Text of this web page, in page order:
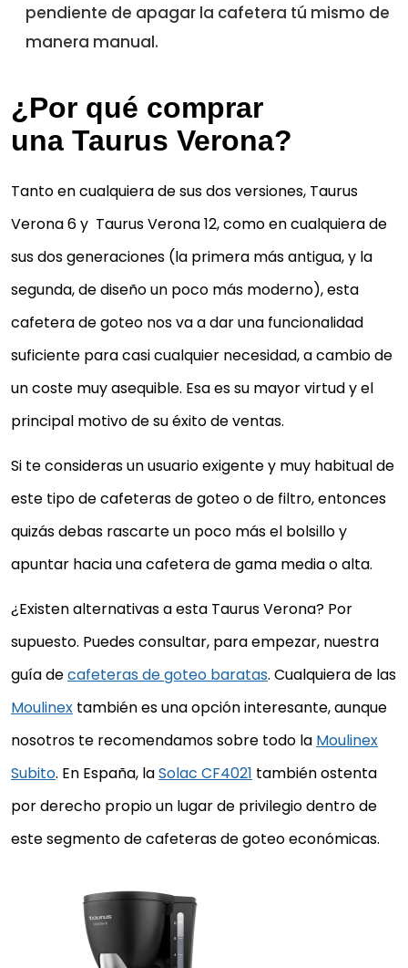
pendiente de apagar la cafetera tú mismo de
manera manual.
¿Por qué comprar
una Taurus Verona?
Tanto en cualquiera de sus dos versiones, Taurus
Verona 6 y Taurus Verona 12, como en cualquiera de
sus dos generaciones (la primera más antigua, y la
segunda, de diseño un poco más moderno), esta
cafetera de goteo nos va a dar una funcionalidad
suficiente para casi cualquier necesidad, a cambio de
un coste muy asequible. Esa es su mayor virtud y el
principal motivo de su éxito de ventas.
Si te consideras un usuario exigente y muy habitual de
este tipo de cafeteras de goteo o de filtro, entonces
quizás debas rascarte un poco más el bolsillo y
apuntar hacia una cafetera de gama media o alta.
¿Existen alternativas a esta Taurus Verona? Por
supuesto. Puedes consultar, para empezar, nuestra
guía decafeteras de goteo baratas. Cualquiera de las
Moulinex también es una opción interesante, aunque
nosotros te recomendamos sobre todo la Moulinex
Subito. En España, laSolac CF4021 también ostenta
por derecho propio un lugar de privilegio dentro de
este segmento de cafeteras de goteo económicas.